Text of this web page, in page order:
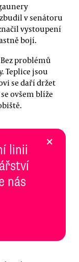
v senátoru
vystoupení
bojí.
problémů
Teplice jsou
se daří držet
ovšem blíže
linii
nás
×